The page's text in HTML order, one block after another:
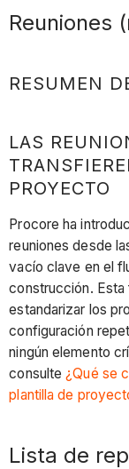
Reuniones
RESUMEN
LAS
PROYECTO
Procore ha
reuniones desde
vacío clave en el
construcción. Esta
estandarizar los
configuración
ningún elemento
consulte¿Qué se
plantilla de
Lista de